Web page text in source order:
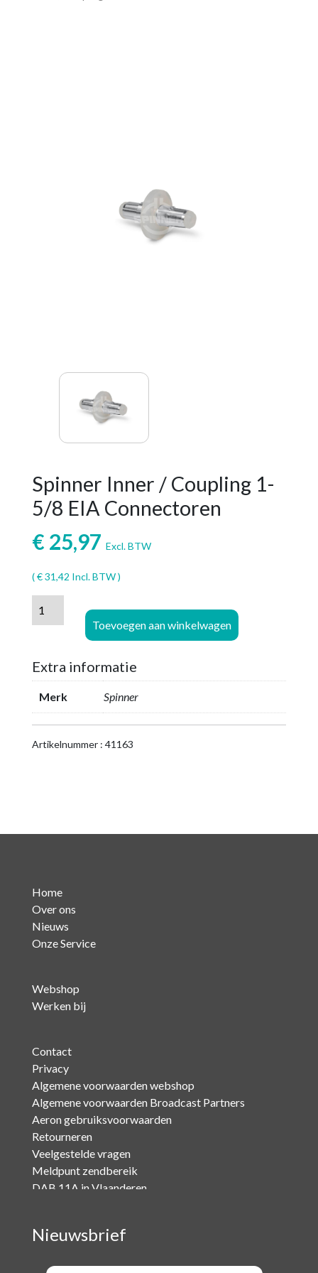
Spinner Inner / Coupling 1-
5/8 EIA Connectoren
€ 25,97 Excl. BTW
(€31,42 Incl. BTW )
1-
EIA
Connectoren
aantal
Toevoegen aan winkelwagen
Extra informatie
Merk Spinner
Artikelnummer : 41163
Home
Over ons
Nieuws
Onze Service
Webshop
Werken bij
Contact
Privacy
Algemene voorwaarden webshop
Algemene voorwaarden Broadcast Partners
Aeron gebruiksvoorwaarden
Retourneren
Veelgestelde vragen
Meldpunt zendbereik
DAB 11A in Vlaanderen
Nieuwsbrief